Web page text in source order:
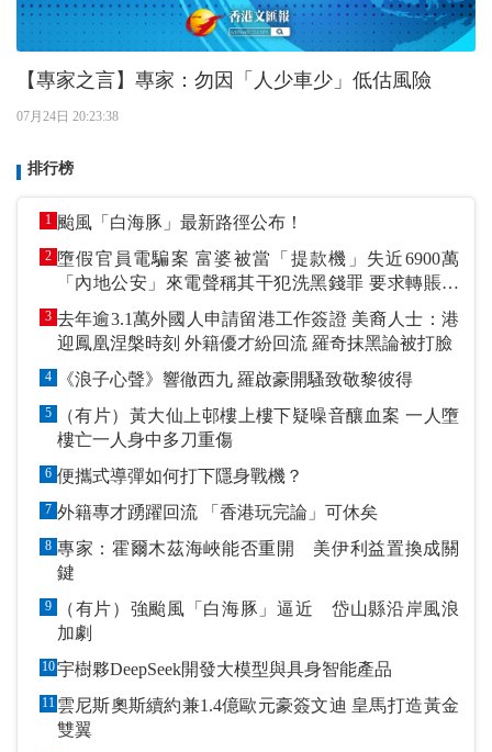
【專家之言】專家：勿因「人少車少」低估風險
07月24日 20:23:38
排行榜
1 颱風「白海豚」最新路徑公布！
2 墮假官員電騙案 富婆被當「提款機」失近6900萬
「內地公安」來電聲稱其干犯洗黑錢罪 要求轉賬到
指定戶口作「保證金」
3 去年逾3.1萬外國人申請留港工作簽證 美裔人士：港
迎鳳凰涅槃時刻 外籍優才紛回流 羅奇抹黑論被打臉
4 《浪子心聲》響徹西九 羅啟豪開騷致敬黎彼得
5
（有片）黃大仙上邨樓上樓下疑噪音釀血案 一人墮
樓亡一人身中多刀重傷
6 便攜式導彈如何打下隱身戰機？
7 外籍專才踴躍回流 「香港玩完論」可休矣
8 專家：霍爾木茲海峽能否重開 美伊利益置換成關
鍵
9
（有片）強颱風「白海豚」逼近 岱山縣沿岸風浪
加劇
10宇樹夥DeepSeek開發大模型與具身智能產品
11 雲尼斯奧斯續約兼1.4億歐元豪簽文迪 皇馬打造黃金
雙翼